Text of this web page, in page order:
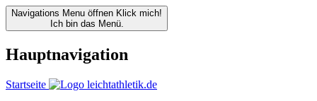
Navigations Menu öffnen Klick mich!
Ich bin das Menü.
Hauptnavigation
Startseite